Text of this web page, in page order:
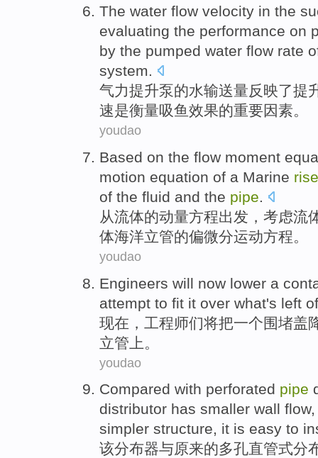
The water flow velocity in the
evaluating the performance on
by the pumped water flow rate
system.
气力提升泵的水输送量反映了提
速是衡量吸鱼效果的重要因素。
youdao
Based on the flow moment
motion equation of a Marine
of the fluid and the pipe.
从流体的动量方程出发， 考虑流
体海洋立管的偏微分运动方程。
youdao
Engineers will now lower a
attempt to fit it over what's left of
现在 ， 工程师们将把一个围堵盖
立管上。
youdao
Compared with perforated pipe
distributor has smaller wall flow
simpler structure, it is easy to
该分布器与原来的多孔直管式分